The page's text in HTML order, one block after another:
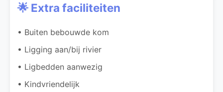
🌟 Extra faciliteiten
• Buiten bebouwde kom
• Ligging aan/bij rivier
• Ligbedden aanwezig
• Kindvriendelijk